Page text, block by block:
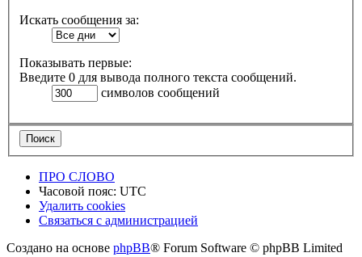
Искать сообщения за:
Показывать первые:
Введите 0 для вывода полного текста сообщений.
символов сообщений
ПРО СЛОВО
Часовой пояс: UTC
Удалить cookies
Связаться с администрацией
Создано на основе phpBB® Forum Software © phpBB Limited